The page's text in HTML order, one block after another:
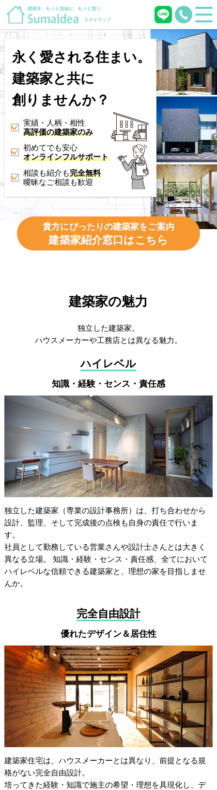
永く愛される住まい。
建築家と共に
創りませんか？
実績・人柄・相性
高評価の建築家のみ
初めてでも安心
オンラインフルサポート
相談も紹介も完全無料
曖昧なご相談も歓迎
貴方にぴったりの建築家をご案内
建築家紹介窓口はこちら
建築家の魅力
独立した建築家。
ハウスメーカーや工務店とは異なる魅力。
ハイレベル
知識・経験・センス・責任感
独立した建築家（専業の設計事務所）は、打ち合わせから
設計、監理、そして完成後の点検も自身の責任で行いま
す。
社員として勤務している営業さんや設計士さんとは大きく
異なる立場。 知識・経験・センス・責任感、全てにおいて
ハイレベルな信頼できる建築家と、理想の家を目指しませ
んか。
完全自由設計
優れたデザイン＆居住性
建築家住宅は、ハウスメーカーとは異なり、前提となる規
格がない完全自由設計。
培ってきた経験・知識で施主の希望・理想を具現化し、デ